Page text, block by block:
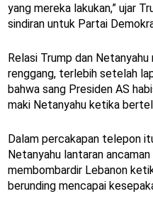
yang mereka lakukan,” ujar
sindiran untuk Partai
Relasi Trump dan
renggang, terlebih setelah
bahwa sang Presiden AS
maki Netanyahu ketika
Dalam percakapan telepon
Netanyahu lantaran
membombardir Lebanon
berunding mencapai